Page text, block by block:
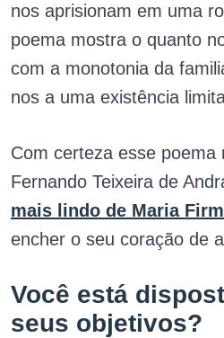
nos aprisionam em uma
poema mostra o quanto
com a monotonia da
nos a uma existência
Com certeza esse poema
Fernando Teixeira de
mais lindo de Maria
encher o seu coração de
Você está
seus objetivos?